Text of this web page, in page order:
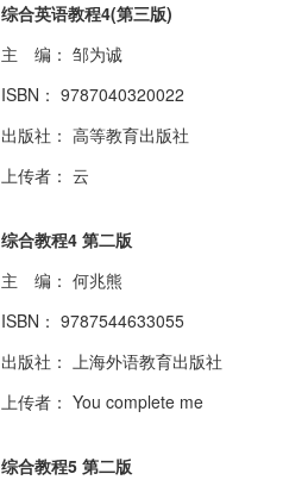
综合英语教程4(第三版)
主 编： 邹为诚
ISBN： 9787040320022
出版社： 高等教育出版社
上传者： 云
综合教程4 第二版
主 编： 何兆熊
ISBN： 9787544633055
出版社： 上海外语教育出版社
上传者： You complete me
综合教程5 第二版